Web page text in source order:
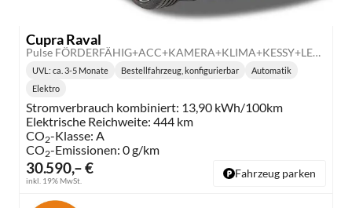
Cupra Raval
Pulse FÖRDERFÄHIG+ACC+KAMERA+KLIMA+KESSY+LED+18" ALU
30.590,– €
inkl. 19% MwSt.
Lieferzeit:
UVL : ca. 3-5 Monate Bestellfahrzeug, konfigurierbar
Getriebe:
Automatik
Kraftstoff:
Elektro
Stromverbrauch kombiniert: 13,90 kWh/100km
Elektrische Reichweite: 444 km
CO2-Klasse: A
CO2-Emissionen: 0 g/km
Fahrzeug parken